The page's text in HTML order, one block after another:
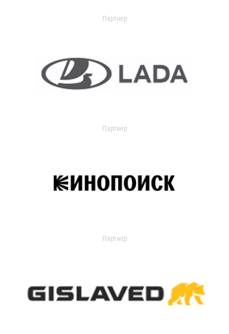
Партнер
Партнер
Партнер